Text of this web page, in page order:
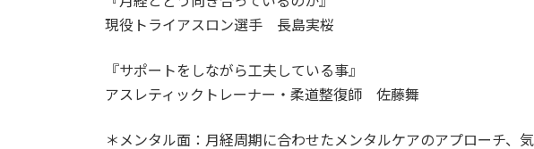
現役トライアスロン選手 長島実桜
『サポートをしながら工夫している事』
アスレティックトレーナー・柔道整復師 佐藤舞
＊メンタル面：月経周期に合わせたメンタルケアのアプローチ、